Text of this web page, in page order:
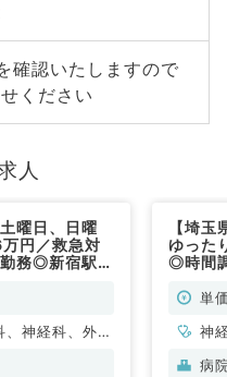
確認いたしますので
ください
人
曜日、日曜
円／救急対
務◎新宿駅よ
神経科、外科
【埼
ゆった
◎時間
歓迎単
神
系
病